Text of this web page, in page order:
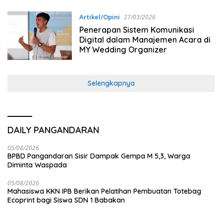
Artikel/Opini 27/03/2026
Penerapan Sistem Komunikasi
Digital dalam Manajemen Acara di
MY Wedding Organizer
Selengkapnya
DAILY PANGANDARAN
05/08/2026
BPBD Pangandaran Sisir Dampak Gempa M 5,3, Warga
Diminta Waspada
05/08/2026
Mahasiswa KKN IPB Berikan Pelatihan Pembuatan Totebag
Ecoprint bagi Siswa SDN 1 Babakan